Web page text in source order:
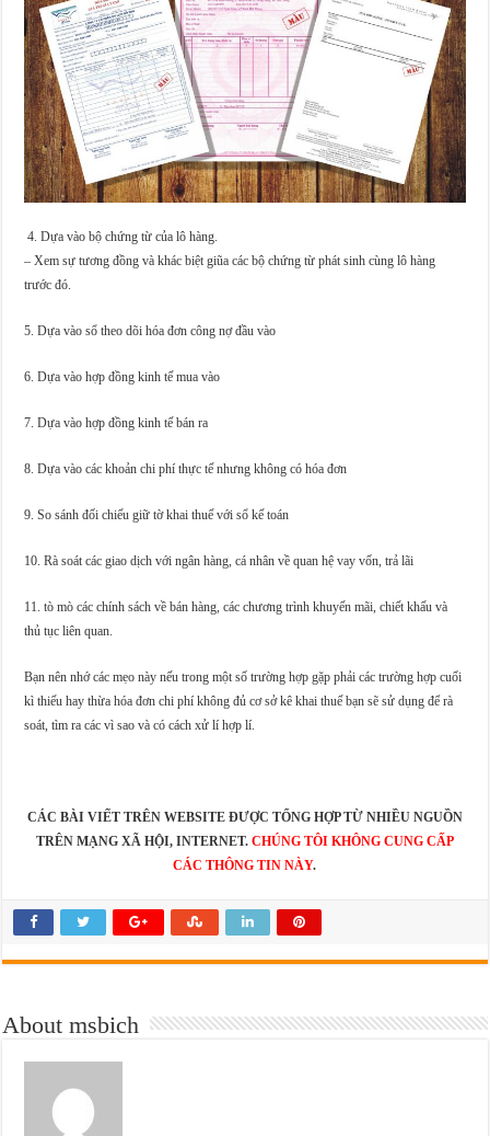
4. Dựa vào bộ chứng từ của lô hàng.
– Xem sự tương đồng và khác biệt giũa các bộ chứng từ phát sinh cùng lô hàng
trước đó.
5. Dựa vào sổ theo dõi hóa đơn công nợ đầu vào
6. Dựa vào hợp đồng kinh tế mua vào
7. Dựa vào hợp đồng kinh tế bán ra
8. Dựa vào các khoản chi phí thực tế nhưng không có hóa đơn
9. So sánh đối chiếu giữ tờ khai thuế với sổ kế toán
10. Rà soát các giao dịch với ngân hàng, cá nhân về quan hệ vay vốn, trả lãi
11. tò mò các chính sách về bán hàng, các chương trình khuyến mãi, chiết khấu và
thủ tục liên quan.
Bạn nên nhớ các mẹo này nếu trong một số trường hợp gặp phải các trường hợp cuối
kì thiếu hay thừa hóa đơn chi phí không đủ cơ sở kê khai thuế bạn sẽ sử dụng để rà
soát, tìm ra các vì sao và có cách xử lí hợp lí.
CÁC BÀI VIẾT TRÊN WEBSITE ĐƯỢC TỔNG HỢP TỪ NHIỀU NGUỒN
TRÊN MẠNG XÃ HỘI, INTERNET. CHÚNG TÔI KHÔNG CUNG CẤP
CÁC THÔNG TIN NÀY.
About msbich